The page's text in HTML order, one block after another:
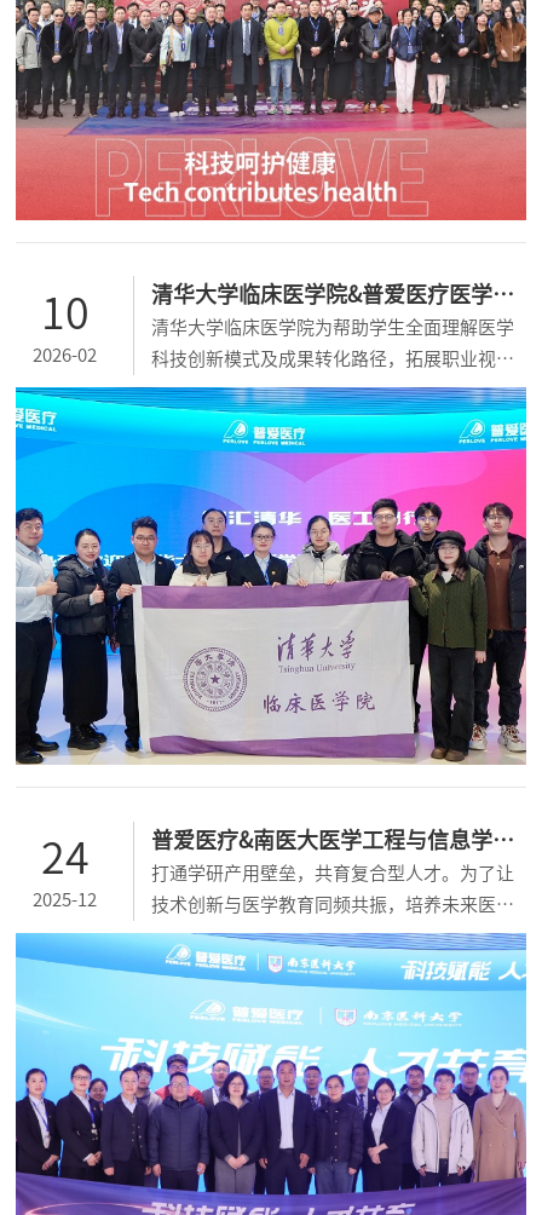
10
2026-02
清华大学临床医学院&普爱医疗医学实
践活动圆满落幕
清华大学临床医学院为帮助学生全面理解医学
科技创新模式及成果转化路径，拓展职业视
野，科学规划个人发展路径，特组织开展
了“清华大学临床医学院—扬州—南京医学实
践活动”。普爱医疗作为唯一入选的医疗设备
企业，成为此次实践的“特别站点”，为清华
学子们打开“医工融合”的真实观察窗口。...
24
2025-12
普爱医疗&南医大医学工程与信息学院
实践教学基地正式启动
打通学研产用壁垒，共育复合型人才。为了让
技术创新与医学教育同频共振，培养未来医疗
科技的复合型人才，为医疗健康事业的高质量
发展注入强劲动力，12月18日，普爱医疗与南
京医科大学生物医学工程与信息学院携手打造
的实践教育基地在普爱医疗正式启用。...